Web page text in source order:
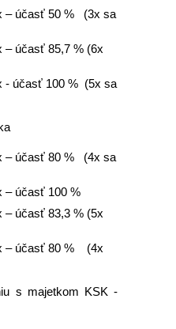
– účasť 50 % (3x sa
– účasť 85,7 % (6x
- účasť 100 % (5x sa
– účasť 80 % (4x sa
– účasť 100 %
– účasť 83,3 % (5x
– účasť 80 % (4x
s majetkom KSK -